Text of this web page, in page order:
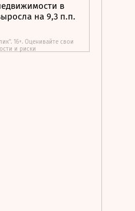
в
на 9,3 п.п.
16+. Оценивайте свои
и риски